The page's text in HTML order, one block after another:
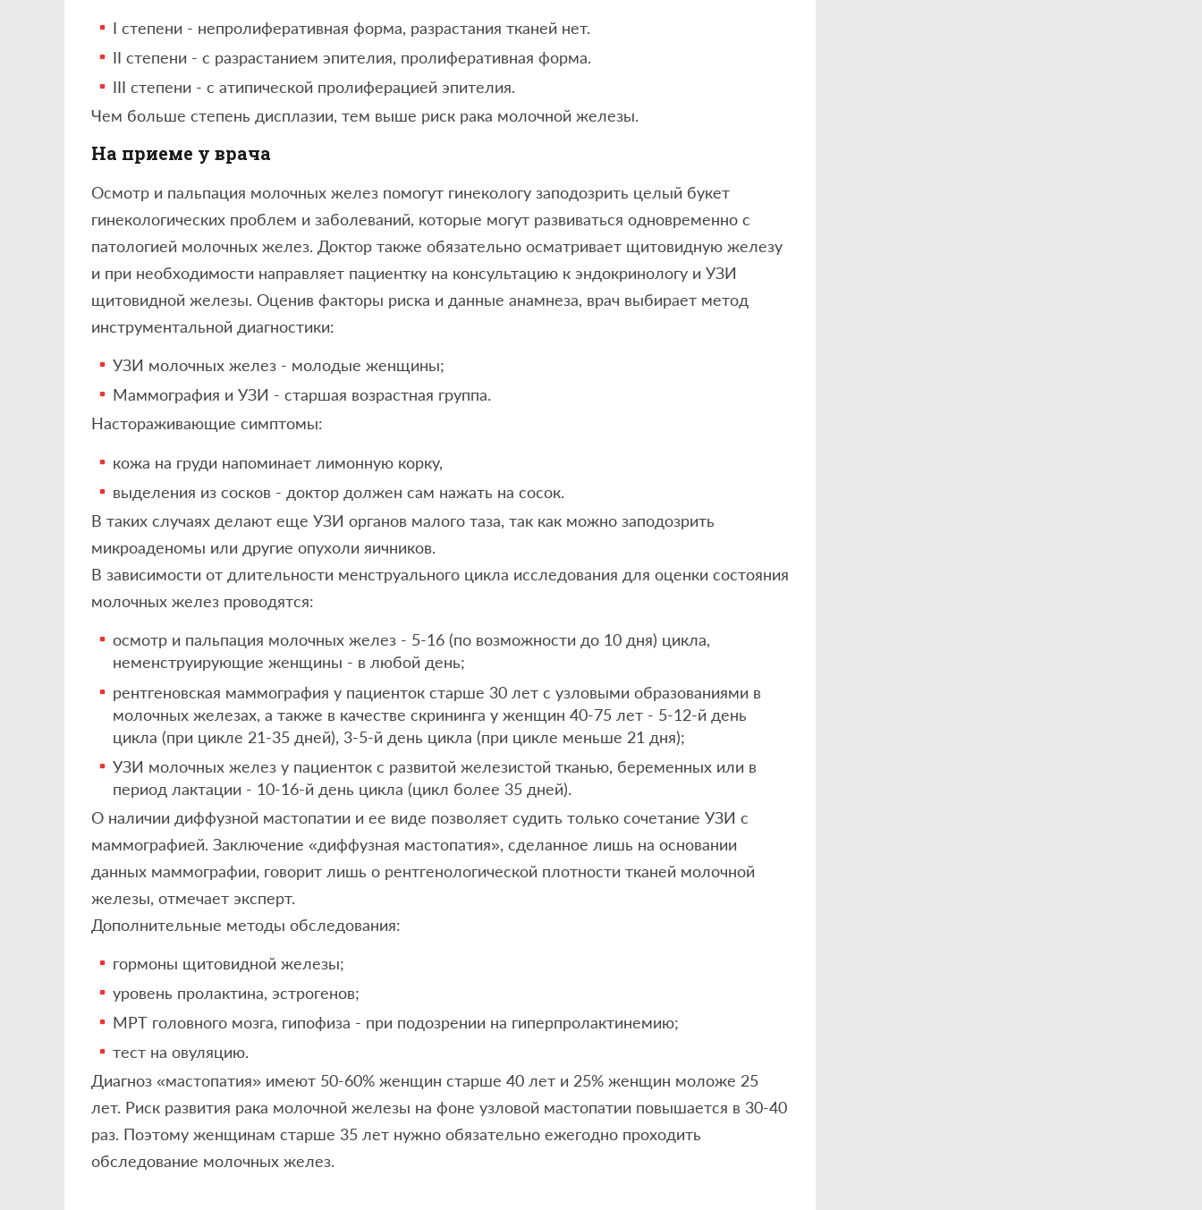
I степени - непролиферативная форма, разрастания тканей нет.
II степени - с разрастанием эпителия, пролиферативная форма.
III степени - с атипической пролиферацией эпителия.
Чем больше степень дисплазии, тем выше риск рака молочной железы.
На приеме у врача
Осмотр и пальпация молочных желез помогут гинекологу заподозрить целый букет
гинекологических проблем и заболеваний, которые могут развиваться одновременно с
патологией молочных желез. Доктор также обязательно осматривает щитовидную железу
и при необходимости направляет пациентку на консультацию к эндокринологу и УЗИ
щитовидной железы. Оценив факторы риска и данные анамнеза, врач выбирает метод
инструментальной диагностики:
УЗИ молочных желез - молодые женщины;
Маммография и УЗИ - старшая возрастная группа.
Настораживающие симптомы:
кожа на груди напоминает лимонную корку,
выделения из сосков - доктор должен сам нажать на сосок.
В таких случаях делают еще УЗИ органов малого таза, так как можно заподозрить
микроаденомы или другие опухоли яичников.
В зависимости от длительности менструального цикла исследования для оценки состояния
молочных желез проводятся:
осмотр и пальпация молочных желез - 5-16 (по возможности до 10 дня) цикла,
неменструирующие женщины - в любой день;
рентгеновская маммография у пациенток старше 30 лет с узловыми образованиями в
молочных железах, а также в качестве скрининга у женщин 40-75 лет - 5-12-й день
цикла (при цикле 21-35 дней), 3-5-й день цикла (при цикле меньше 21 дня);
УЗИ молочных желез у пациенток с развитой железистой тканью, беременных или в
период лактации - 10-16-й день цикла (цикл более 35 дней).
О наличии диффузной мастопатии и ее виде позволяет судить только сочетание УЗИ с
маммографией. Заключение «диффузная мастопатия», сделанное лишь на основании
данных маммографии, говорит лишь о рентгенологической плотности тканей молочной
железы, отмечает эксперт.
Дополнительные методы обследования:
гормоны щитовидной железы;
уровень пролактина, эстрогенов;
МРТ головного мозга, гипофиза - при подозрении на гиперпролактинемию;
тест на овуляцию.
Диагноз «мастопатия» имеют 50-60% женщин старше 40 лет и 25% женщин моложе 25
лет. Риск развития рака молочной железы на фоне узловой мастопатии повышается в 30-40
раз. Поэтому женщинам старше 35 лет нужно обязательно ежегодно проходить
обследование молочных желез.